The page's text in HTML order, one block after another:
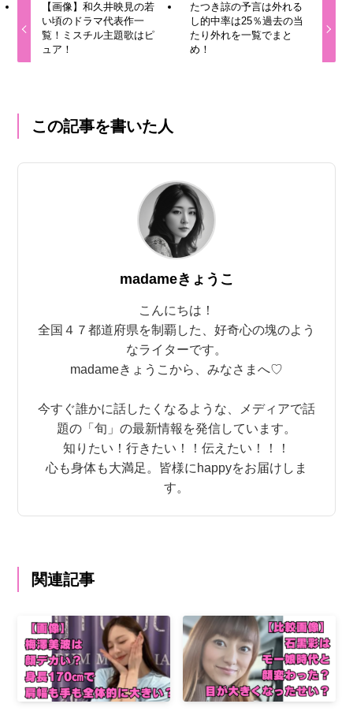
【画像】和久井映見の若
い頃のドラマ代表作一
覧！ミスチル主題歌はピ
ュア！
たつき諒の予言は外れる
し的中率は25％過去の当
たり外れを一覧でまと
め！
この記事を書いた人
madameきょうこ
こんにちは！
全国４７都道府県を制覇した、好奇心の塊のよう
なライターです。
madameきょうこから、みなさまへ♡
今すぐ誰かに話したくなるような、メディアで話
題の「旬」の最新情報を発信しています。
知りたい！行きたい！！伝えたい！！！
心も身体も大満足。皆様にhappyをお届けしま
す。
関連記事